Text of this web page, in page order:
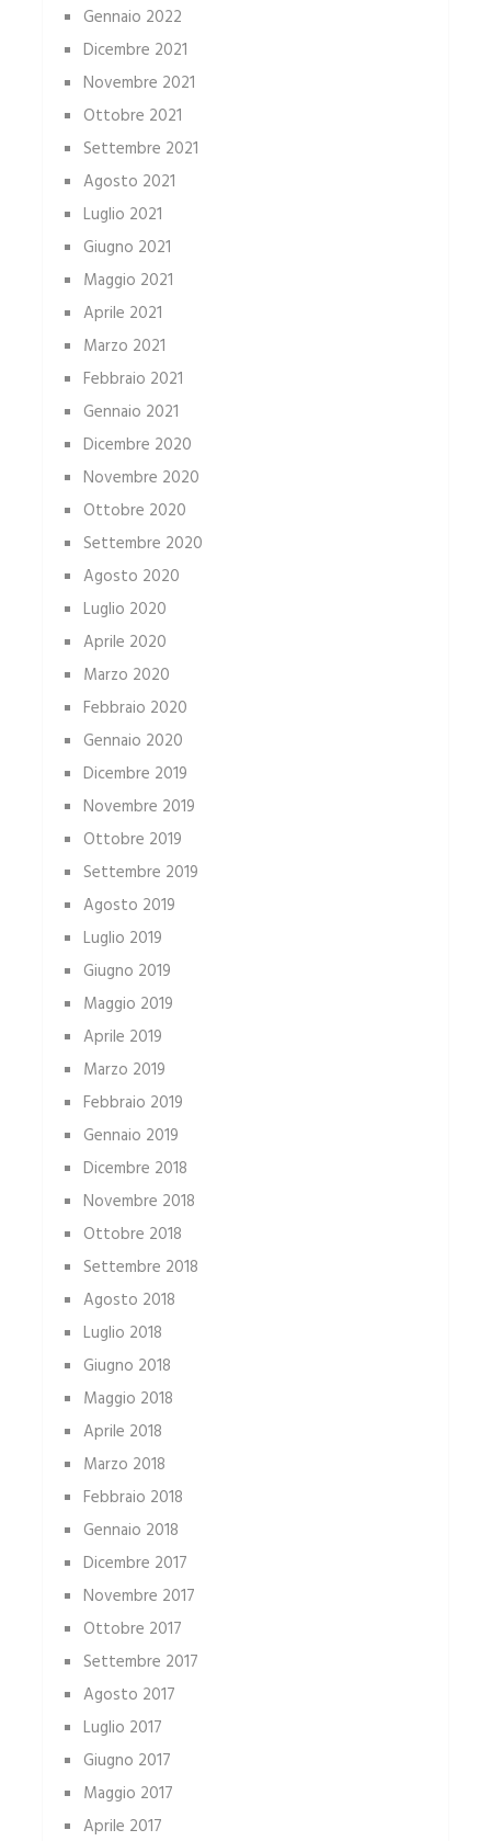
Gennaio 2022
Dicembre 2021
Novembre 2021
Ottobre 2021
Settembre 2021
Agosto 2021
Luglio 2021
Giugno 2021
Maggio 2021
Aprile 2021
Marzo 2021
Febbraio 2021
Gennaio 2021
Dicembre 2020
Novembre 2020
Ottobre 2020
Settembre 2020
Agosto 2020
Luglio 2020
Aprile 2020
Marzo 2020
Febbraio 2020
Gennaio 2020
Dicembre 2019
Novembre 2019
Ottobre 2019
Settembre 2019
Agosto 2019
Luglio 2019
Giugno 2019
Maggio 2019
Aprile 2019
Marzo 2019
Febbraio 2019
Gennaio 2019
Dicembre 2018
Novembre 2018
Ottobre 2018
Settembre 2018
Agosto 2018
Luglio 2018
Giugno 2018
Maggio 2018
Aprile 2018
Marzo 2018
Febbraio 2018
Gennaio 2018
Dicembre 2017
Novembre 2017
Ottobre 2017
Settembre 2017
Agosto 2017
Luglio 2017
Giugno 2017
Maggio 2017
Aprile 2017